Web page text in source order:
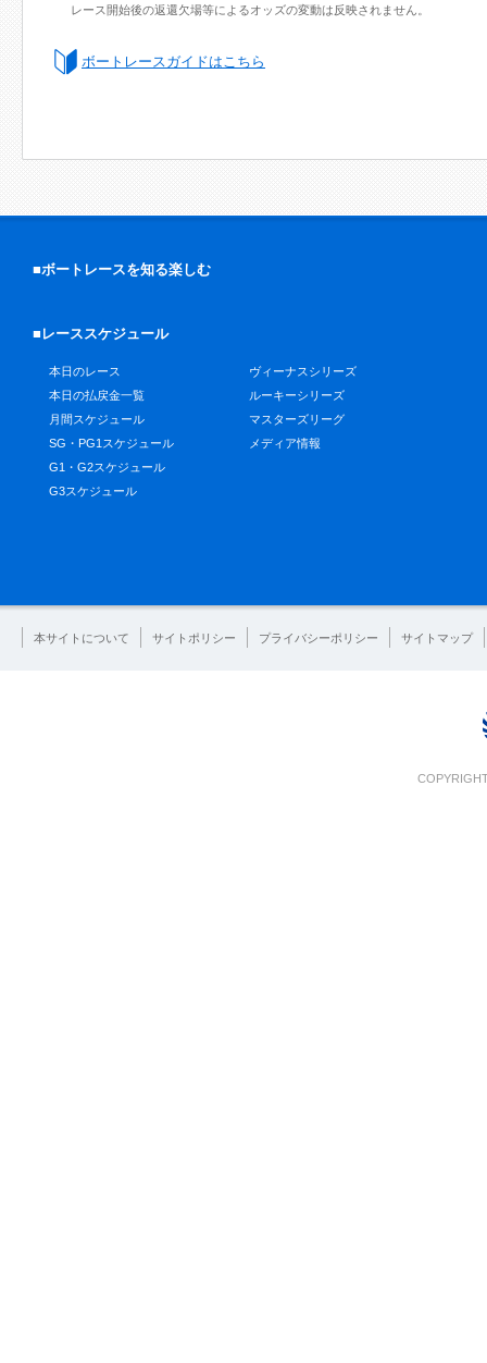
レース開始後の返還欠場等によるオッズの変動は反映されません。
ボートレースガイドはこちら
■ボートレースを知る楽しむ
■レーススケジュール
本日のレース
本日の払戻金一覧
月間スケジュール
SG・PG1スケジュール
G1・G2スケジュール
G3スケジュール
ヴィーナスシリーズ
ルーキーシリーズ
マスターズリーグ
メディア情報
本サイトについて サイトポリシー プライバシーポリシー サイトマップ